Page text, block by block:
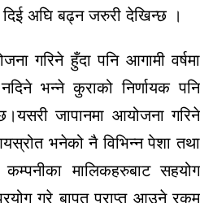
दिई अघि बढ्न जरुरी देखिन्छ ।
गरिने हुँदा पनि आगामी वर्षमा
भन्ने कुराको निर्णायक पनि
जापानमा आयोजना गरिने
भनेको नै विभिन्न पेशा तथा
मालिकहरुबाट सहयोग
गरे बापत प्राप्त आउने रकम